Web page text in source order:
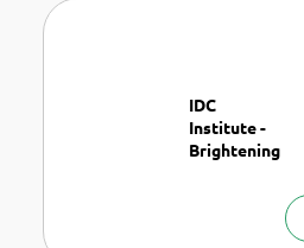
IDC
Institute -
Brightening